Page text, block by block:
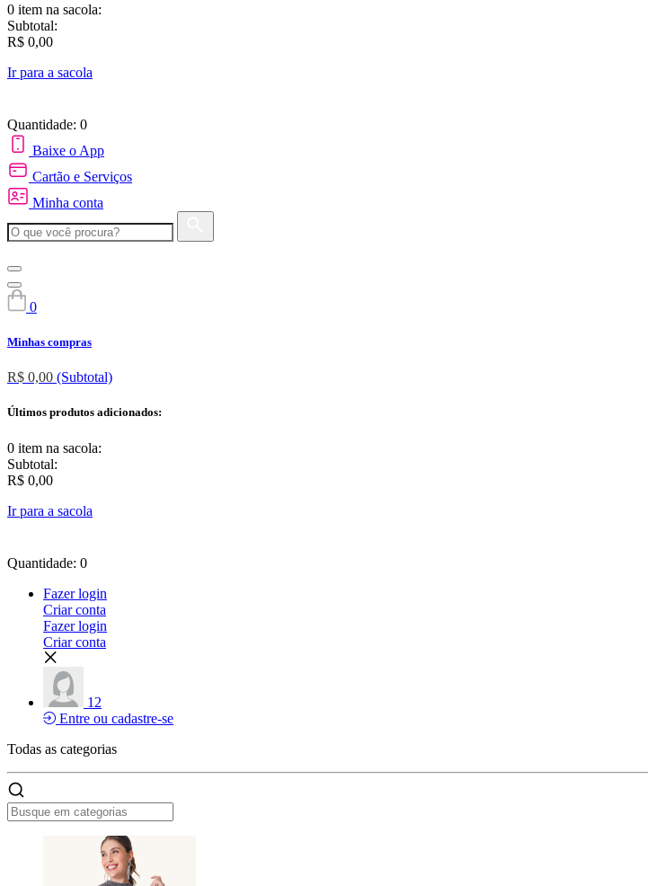
0 item na sacola:
Subtotal:
R$ 0,00
Ir para a sacola
Quantidade: 0
Baixe o App
Cartão e Serviços
Minha conta
0
Minhas compras
R$ 0,00 (Subtotal)
Últimos produtos adicionados:
0 item na sacola:
Subtotal:
R$ 0,00
Ir para a sacola
Quantidade: 0
Fazer login
Criar conta
Fazer login
Criar conta
12
Entre ou cadastre-se
Todas as categorias